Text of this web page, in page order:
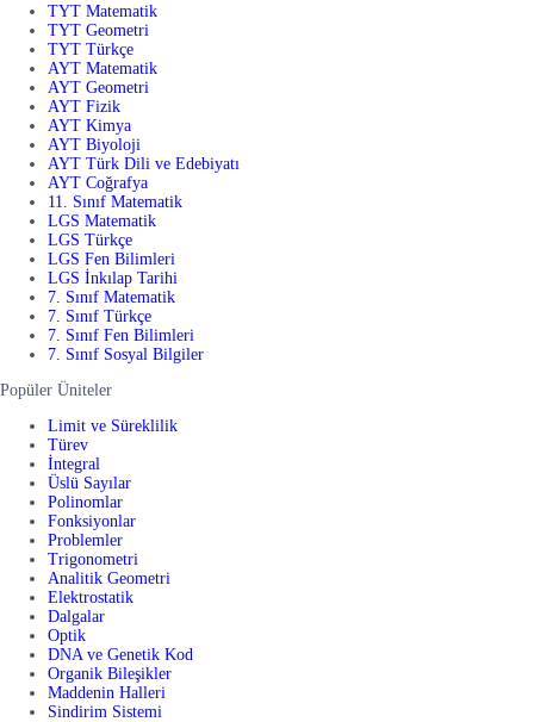
TYT Matematik
TYT Geometri
TYT Türkçe
AYT Matematik
AYT Geometri
AYT Fizik
AYT Kimya
AYT Biyoloji
AYT Türk Dili ve Edebiyatı
AYT Coğrafya
11. Sınıf Matematik
LGS Matematik
LGS Türkçe
LGS Fen Bilimleri
LGS İnkılap Tarihi
7. Sınıf Matematik
7. Sınıf Türkçe
7. Sınıf Fen Bilimleri
7. Sınıf Sosyal Bilgiler
Popüler Üniteler
Limit ve Süreklilik
Türev
İntegral
Üslü Sayılar
Polinomlar
Fonksiyonlar
Problemler
Trigonometri
Analitik Geometri
Elektrostatik
Dalgalar
Optik
DNA ve Genetik Kod
Organik Bileşikler
Maddenin Halleri
Sindirim Sistemi